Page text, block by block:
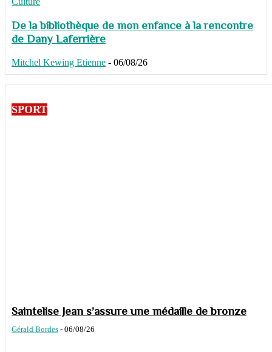
De la bibliothèque de mon enfance à la rencontre
de Dany Laferrière
Mitchel Kewing Etienne - 06/08/26
SPORT
Saintelise Jean s’assure une médaille de bronze
Gérald Bordes - 06/08/26